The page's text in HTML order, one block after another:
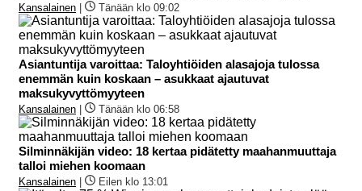
Kansalainen | Tänään klo 09:02
Asiantuntija varoittaa: Taloyhtiöiden alasajoja tulossa
enemmän kuin koskaan – asukkaat ajautuvat
maksukyvyttömyyteen
Kansalainen | Tänään klo 06:58
Silminnäkijän video: 18 kertaa pidätetty maahanmuuttaja
talloi miehen koomaan
Kansalainen | Eilen klo 13:01